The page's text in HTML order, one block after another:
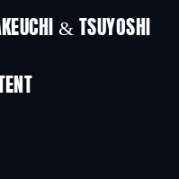
& TSUYOSHI